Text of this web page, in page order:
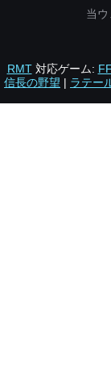
当
RMT対応ゲーム:
信長の野望 | ラテー